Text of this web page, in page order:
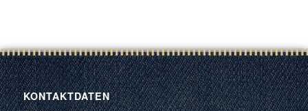
KONTAKTDATEN